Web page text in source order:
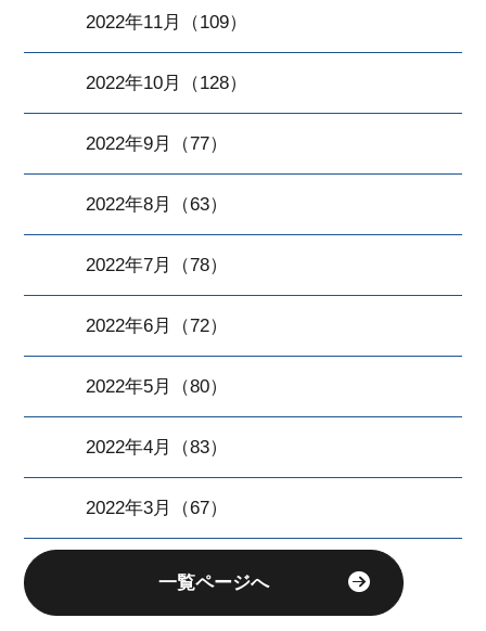
2022年11月（109）
2022年10月（128）
2022年9月（77）
2022年8月（63）
2022年7月（78）
2022年6月（72）
2022年5月（80）
2022年4月（83）
2022年3月（67）
一覧ページへ